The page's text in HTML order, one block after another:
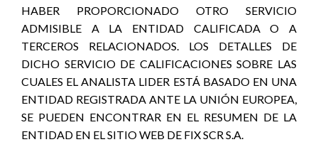
HABER PROPORCIONADO OTRO SERVICIO
ADMISIBLE A LA ENTIDAD CALIFICADA O A
TERCEROS RELACIONADOS. LOS DETALLES DE
DICHO SERVICIO DE CALIFICACIONES SOBRE LAS
CUALES EL ANALISTA LIDER ESTÁ BASADO EN UNA
ENTIDAD REGISTRADA ANTE LA UNIÓN EUROPEA,
SE PUEDEN ENCONTRAR EN EL RESUMEN DE LA
ENTIDAD EN EL SITIO WEB DE FIX SCR S.A.